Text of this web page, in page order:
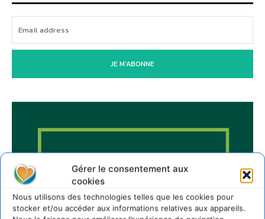
Gérer le consentement aux
cookies
Nous utilisons des technologies telles que les cookies pour
stocker et/ou accéder aux informations relatives aux appareils.
JE M'ABONNE